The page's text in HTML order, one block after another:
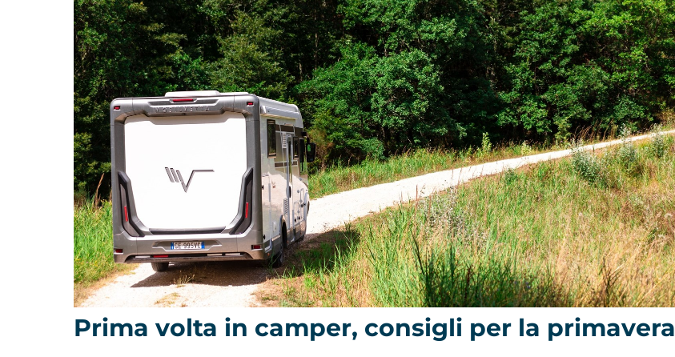
Prima volta in camper, consigli per la primavera